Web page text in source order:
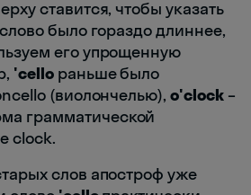
ставится, чтобы указать
было гораздо длиннее,
его упрощенную
'celloраньше было
(виолончелью), o'clock–
грамматической
clock.
слов апостроф уже